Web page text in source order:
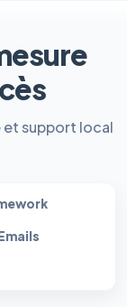
support local